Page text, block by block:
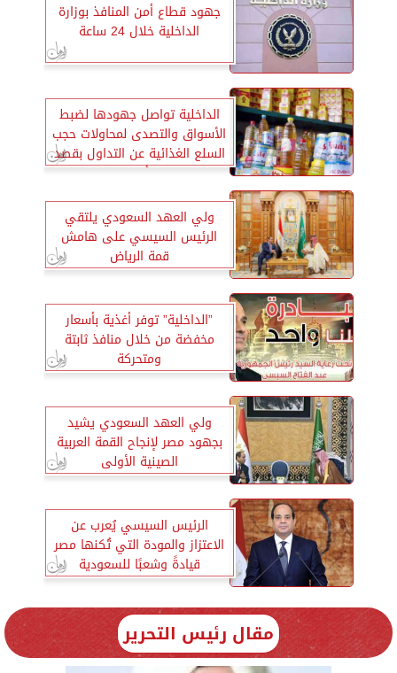
جهود قطاع أمن المنافذ بوزارة
الداخلية خلال 24 ساعة
الداخلية تواصل جهودها لضبط
الأسواق والتصدى لمحاولات حجب
السلع الغذائية عن التداول بقصد
رفع أسعارها
ولي العهد السعودي يلتقي
الرئيس السيسي على هامش
قمة الرياض
”الداخلية” توفر أغذية بأسعار
مخفضة من خلال منافذ ثابتة
ومتحركة
ولي العهد السعودي يشيد
بجهود مصر لإنجاح القمة العربية
الصينية الأولى
الرئيس السيسي يُعرب عن
الاعتزاز والمودة التي تُكنها مصر
قيادةً وشعبًا للسعودية
مقال رئيس التحرير